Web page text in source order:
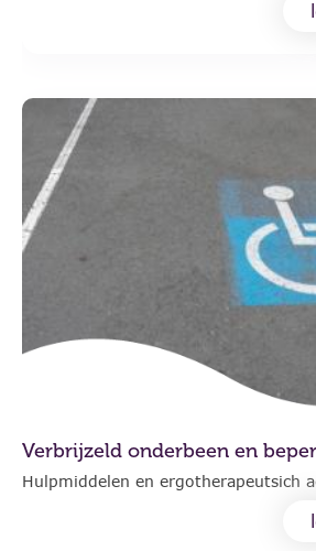
Verbrijzeld onderbeen en
Hulpmiddelen en ergotherapeutsich